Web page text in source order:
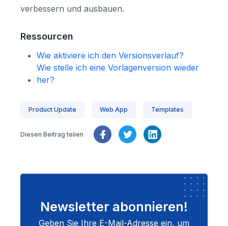
verbessern und ausbauen.
Ressourcen
Wie aktiviere ich den Versionsverlauf?
Wie stelle ich eine Vorlagenversion wieder
her?
Product Update Web App Templates
Diesen Beitrag teilen
Newsletter abonnieren!
Geben Sie Ihre E-Mail-Adresse ein, um